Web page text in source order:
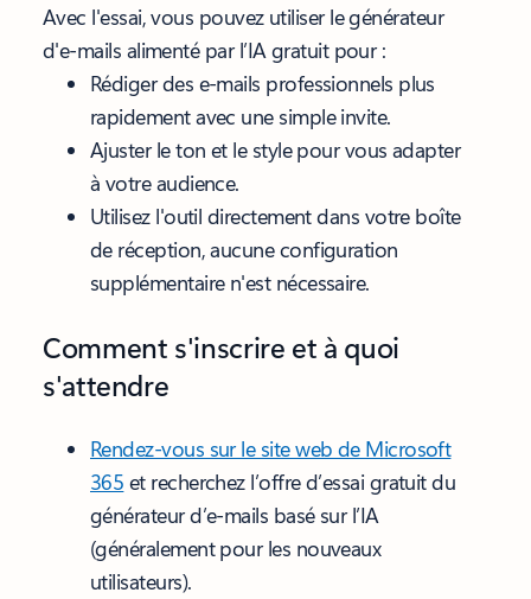
Avec l'essai, vous pouvez utiliser le générateur
d'e-mails alimenté par l’IA gratuit pour :
Rédiger des e-mails professionnels plus
rapidement avec une simple invite.
Ajuster le ton et le style pour vous adapter
à votre audience.
Utilisez l'outil directement dans votre boîte
de réception, aucune configuration
supplémentaire n'est nécessaire.
Comment s'inscrire et à quoi
s'attendre
Rendez-vous sur le site web de Microsoft
365 et recherchez l’offre d’essai gratuit du
générateur d’e-mails basé sur l’IA
(généralement pour les nouveaux
utilisateurs).